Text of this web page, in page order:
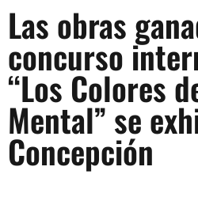
Las obras
concurso
“Los Colores
Mental” se
Concepción